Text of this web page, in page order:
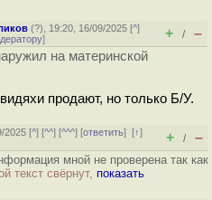
(?), 19:20, 16/09/2025 [^]
] + / –
на материнской
продают, но только Б/У.
2025 [^] [^^] [^^^] [ответить][↑]
+ / –
мной не проверена так как
текст свёрнут, показать